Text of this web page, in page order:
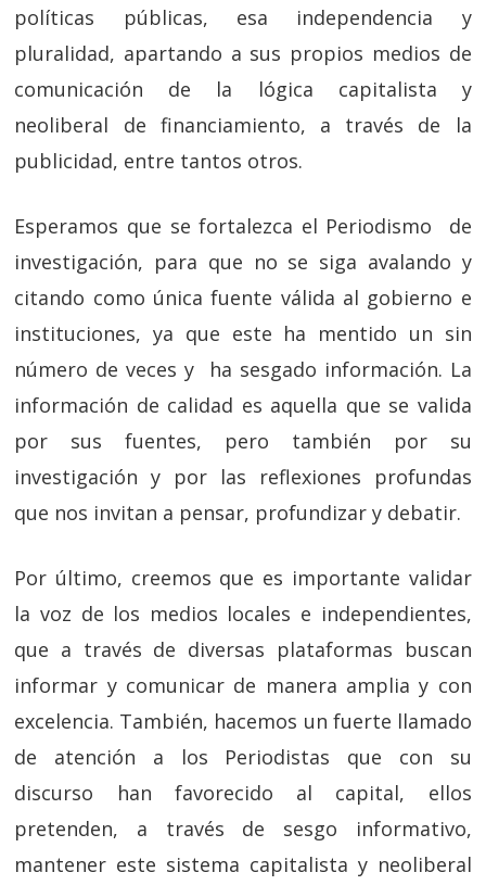
políticas públicas, esa independencia y
pluralidad, apartando a sus propios medios de
comunicación de la lógica capitalista y
neoliberal de financiamiento, a través de la
publicidad, entre tantos otros.
Esperamos que se fortalezca el Periodismo de
investigación, para que no se siga avalando y
citando como única fuente válida al gobierno e
instituciones, ya que este ha mentido un sin
número de veces y ha sesgado información. La
información de calidad es aquella que se valida
por sus fuentes, pero también por su
investigación y por las reflexiones profundas
que nos invitan a pensar, profundizar y debatir.
Por último, creemos que es importante validar
la voz de los medios locales e independientes,
que a través de diversas plataformas buscan
informar y comunicar de manera amplia y con
excelencia. También, hacemos un fuerte llamado
de atención a los Periodistas que con su
discurso han favorecido al capital, ellos
pretenden, a través de sesgo informativo,
mantener este sistema capitalista y neoliberal